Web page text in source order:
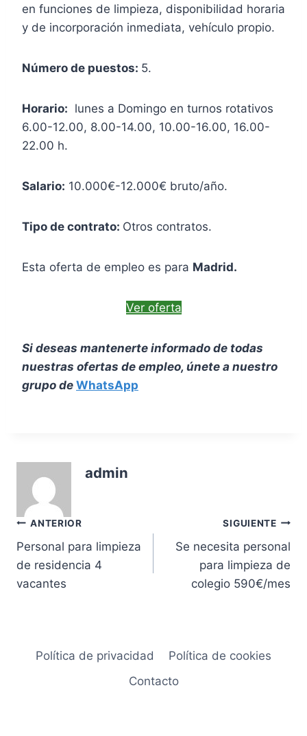
en funciones de limpieza, disponibilidad horaria
y de incorporación inmediata, vehículo propio.
Número de puestos: 5.
Horario: lunes a Domingo en turnos rotativos
6.00-12.00, 8.00-14.00, 10.00-16.00, 16.00-
22.00 h.
Salario: 10.000€-12.000€ bruto/año.
Tipo de contrato: Otros contratos.
Esta oferta de empleo es para Madrid.
Ver oferta
Si deseas mantenerte informado de todas
nuestras ofertas de empleo, únete a nuestro
grupo de WhatsApp
admin
Navegación
de
entradas
ANTERIOR
Personal para limpieza
de residencia 4
vacantes
SIGUIENTE
Se necesita personal
para limpieza de
colegio 590€/mes
Política de privacidad
Política de cookies
Contacto